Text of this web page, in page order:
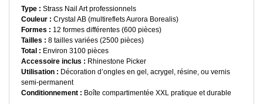
Type : Strass Nail Art professionnels
Couleur : Crystal AB (multireflets Aurora Borealis)
Formes : 12 formes différentes (600 pièces)
Tailles : 8 tailles variées (2500 pièces)
Total : Environ 3100 pièces
Accessoire inclus : Rhinestone Picker
Utilisation : Décoration d’ongles en gel, acrygel, résine, ou vernis
semi-permanent
Conditionnement : Boîte compartimentée XXL pratique et durable